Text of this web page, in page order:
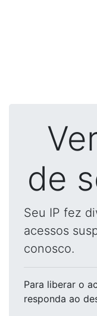
de
Seu IP fez
acessos
conosco.
Para liberar o
responda ao